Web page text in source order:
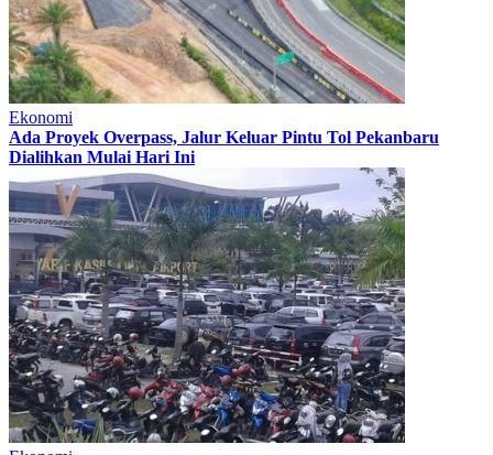
Ekonomi
Ada Proyek Overpass, Jalur Keluar Pintu Tol Pekanbaru
Dialihkan Mulai Hari Ini